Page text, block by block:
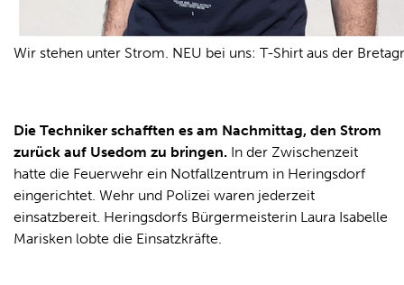
Wir stehen unter Strom. NEU bei uns: T-Shirt aus der
Die Techniker schafften es am Nachmittag, den Strom
zurück auf Usedom zu bringen. In der Zwischenzeit
hatte die Feuerwehr ein Notfallzentrum in Heringsdorf
eingerichtet. Wehr und Polizei waren jederzeit
einsatzbereit. Heringsdorfs Bürgermeisterin Laura Isabelle
Marisken lobte die Einsatzkräfte.